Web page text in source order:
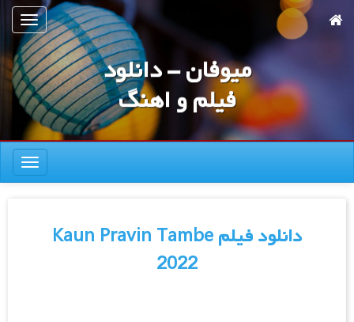
ناوبری
میوفان - دانلود
فیلم و اهنگ
ناوبری
دانلود فیلم Kaun Pravin Tambe
2022